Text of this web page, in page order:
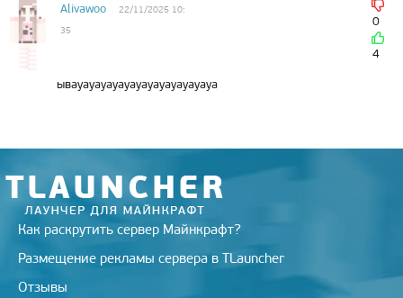
Alivawoo
22/11/2025 10:
35
0
4
ывауауауауауауауауауауауауа
Как раскрутить сервер Майнкрафт?
Размещение рекламы сервера в TLauncher
Отзывы